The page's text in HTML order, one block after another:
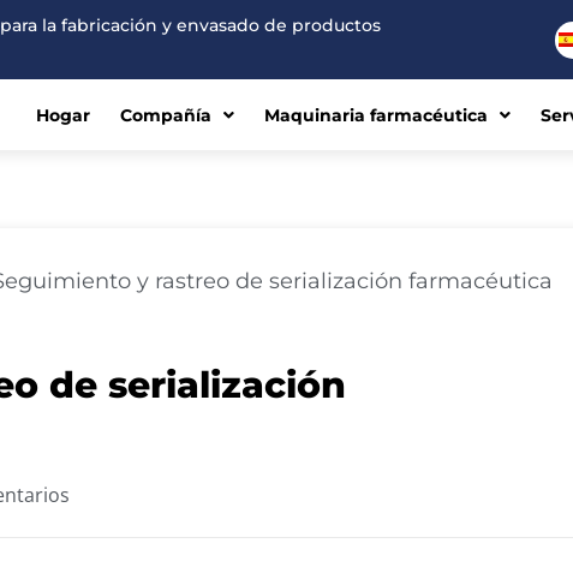
la fabricación y envasado de productos
Hogar Compañía Maquinaria farmacéutica
y rastreo de serialización farmacéutica
de serialización